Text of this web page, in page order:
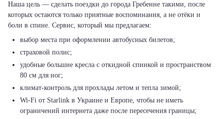
Наша цель — сделать поездки до города Гребенне такими, после
которых остаются только приятные воспоминания, а не отёки и
выбор места при оформлении автобусных билетов;
страховой полис;
удобные большие кресла с откидной спинкой и пространством
80 см для ног;
климат-контроль для прохлады летом и тепла зимой;
Wi-Fi от Starlink в Украине и Европе, чтобы не иметь
ограничений интернета даже после пересечения границы;